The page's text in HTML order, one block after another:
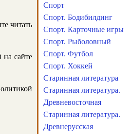
читать
на сайте
Спорт
Спорт. Бодибилдинг
Спорт. Карточные игры
Спорт. Рыболовный
Спорт. Футбол
Спорт. Хоккей
Старинная литература
Старинная литература.
Древневосточная
Старинная литература.
Древнерусская